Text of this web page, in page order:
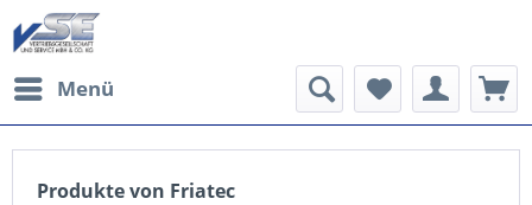
Menü
Produkte von Friatec